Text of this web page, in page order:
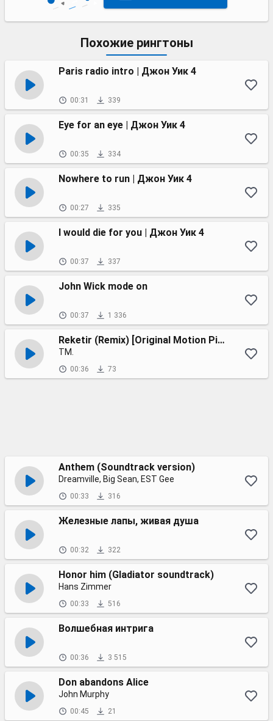
Похожие рингтоны
Paris radio intro | Джон Уик 4
00:31 339
Eye for an eye | Джон Уик 4
00:35 334
Nowhere to run | Джон Уик 4
00:27 335
I would die for you | Джон Уик 4
00:37 337
John Wick mode on
00:37 1 336
Reketir (Remix) [Original Motion Picture Soundtrack]
TM.
00:36 73
Anthem (Soundtrack version)
Dreamville, Big Sean, EST Gee
00:33 316
Железные лапы, живая душа
00:32 322
Honor him (Gladiator soundtrack)
Hans Zimmer
00:33 516
Волшебная интрига
00:36 3 515
Don abandons Alice
John Murphy
00:45 21